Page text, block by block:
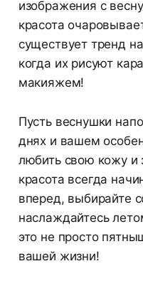
изображения с
красота
существует тренд
когда их рисуют
макияжем!
Пусть веснушки
днях и вашем
любить свою кожу и
красота всегда
вперед, выбирайте
наслаждайтесь
это не просто
вашей жизни!